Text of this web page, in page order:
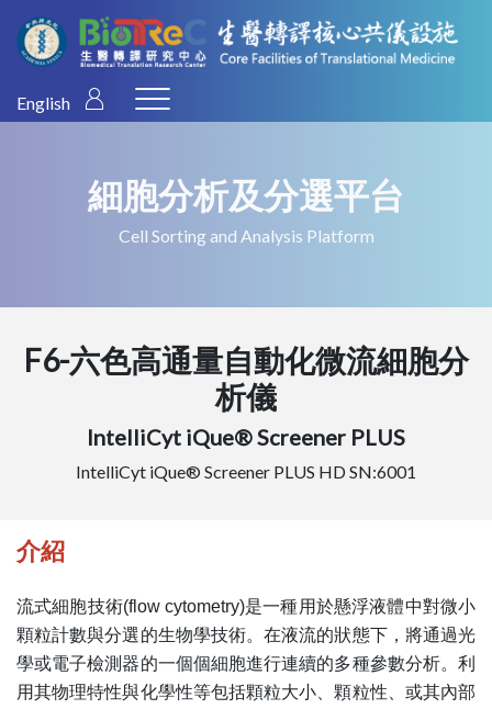
English
細胞分析及分選平台
Cell Sorting and Analysis Platform
F6-六色高通量自動化微流細胞分
析儀
IntelliCyt iQue® Screener PLUS
IntelliCyt iQue® Screener PLUS HD SN:6001
介紹
流式細胞技術(flow cytometry)是一種用於懸浮液體中對微小
顆粒計數與分選的生物學技術。在液流的狀態下，將通過光
學或電子檢測器的一個個細胞進行連續的多種參數分析。利
用其物理特性與化學性等包括顆粒大小、顆粒性、或其內部